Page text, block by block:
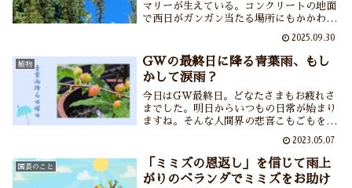
マリーが生えている。コンクリートの地面
で西日がガンガン当たる場所にもかかわら
励まされるというか元気をもらえるという
か……思わずありがとうって声をかけたく
なっちゃうのでありました。
2025.09.30
植物
GWの最終日に降る青葉雨、もし
かして涙雨？
今日はGW最終日。どなたさまもお疲れさ
までした。明日からいつもの日常が始まり
ますね。そんな人間界の悲喜こもごもを知
ツヤイキイキしています。時は五月、青葉
雨の中でぐんぐんと育つ草花たち。そのパ
ワーを人間にも分けてくださいな……
2023.05.07
園芸のこと
「ミミズの恩返し」を信じて雨上
がりのベランダでミミズをお助け